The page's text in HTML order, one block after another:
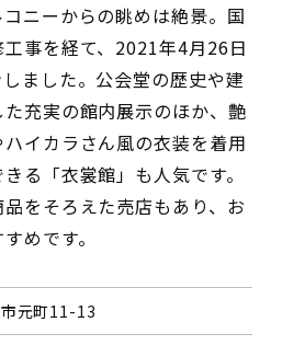
ニーからの眺めは絶景。国
事を経て、2021年4月26日
ました。公会堂の歴史や建
充実の館内展示のほか、艶
イカラさん風の衣装を着用
る「衣裳館」も人気です。
をそろえた売店もあり、お
めです。
元町11-13